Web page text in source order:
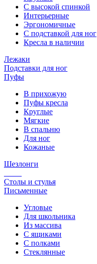
С высокой спинкой
Интерьерные
Эргономичные
С подставкой для ног
Кресла в наличии
Лежаки
Подставки для ног
Пуфы
В прихожую
Пуфы кресла
Круглые
Мягкие
В спальню
Для ног
Кожаные
Шезлонги
Столы и стулья
Письменные
Угловые
Для школьника
Из массива
С ящиками
С полками
Стеклянные